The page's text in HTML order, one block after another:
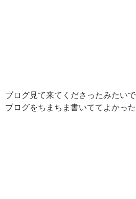
ブログ見て来てくださったみたいで
ブログをちまちま書いててよかっ